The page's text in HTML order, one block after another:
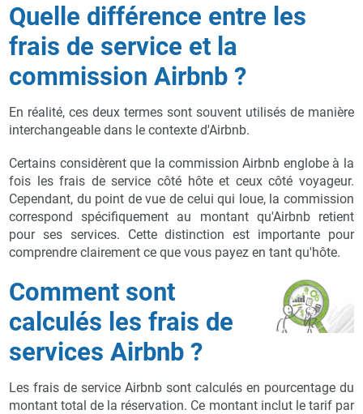
Quelle différence entre les
frais de service et la
commission Airbnb ?
En réalité, ces deux termes sont souvent utilisés de manière
interchangeable dans le contexte d'Airbnb.
Certains considèrent que la commission Airbnb englobe à la
fois les frais de service côté hôte et ceux côté voyageur.
Cependant, du point de vue de celui qui loue, la commission
correspond spécifiquement au montant qu'Airbnb retient
pour ses services. Cette distinction est importante pour
comprendre clairement ce que vous payez en tant qu'hôte.
Comment sont
calculés les frais de
services Airbnb ?
Les frais de service Airbnb sont calculés en pourcentage du
montant total de la réservation. Ce montant inclut le tarif par